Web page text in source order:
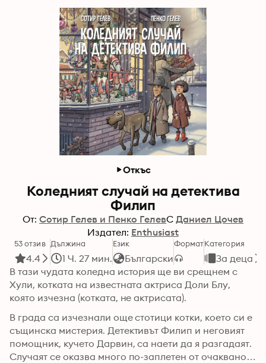
Откъс
Коледният случай на детектива
Филип
От: Сотир Гелев и Пенко ГелевС Даниел Цочев
Издател: Enthusiast
53 отзив
4.4
Дължина
1 Ч. 27 мин.
Език
Български
ФорматКатегория
За деца
В тази чудата коледна история ще ви срещнем с
Хули, котката на известната актриса Доли Блу,
която изчезна (котката, не актрисата).
В града са изчезнали още стотици котки, което си е
същинска мистерия. Детективът Филип и неговият
помощник, кучето Дарвин, са наети да я разгадаят.
Случаят се оказва много по-заплетен от очакваното